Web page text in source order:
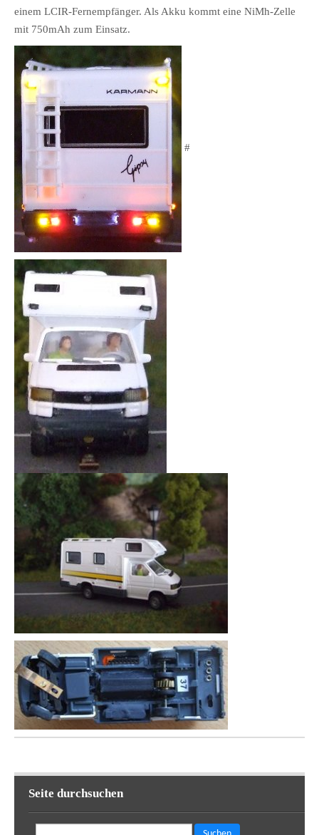
einem LCIR-Fernempfänger. Als Akku kommt eine NiMh-Zelle
mit 750mAh zum Einsatz.
#
Seite durchsuchen